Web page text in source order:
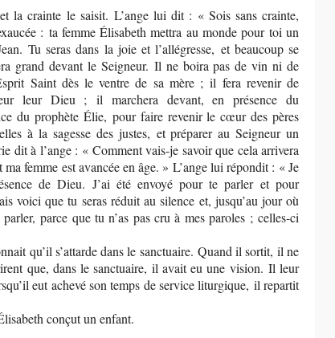
la crainte le saisit. L’ange lui dit : « Sois sans crainte,
: ta femme Élisabeth mettra au monde pour toi un
Tu seras dans la joie et l’allégresse, et beaucoup se
grand devant le Seigneur. Il ne boira pas de vin ni de
Saint dès le ventre de sa mère ; il fera revenir de
leur Dieu ; il marchera devant, en présence du
du prophète Élie, pour faire revenir le cœur des pères
à la sagesse des justes, et préparer au Seigneur un
dit à l’ange : « Comment vais-je savoir que cela arrivera
femme est avancée en âge. » L’ange lui répondit : « Je
de Dieu. J’ai été envoyé pour te parler et pour
voici que tu seras réduit au silence et, jusqu’au jour où
parce que tu n’as pas cru à mes paroles ; celles-ci
qu’il s’attarde dans le sanctuaire. Quand il sortit, il ne
que, dans le sanctuaire, il avait eu une vision. Il leur
eut achevé son temps de service liturgique, il repartit
conçut un enfant.